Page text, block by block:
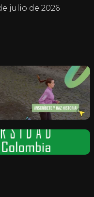
julio de 2026